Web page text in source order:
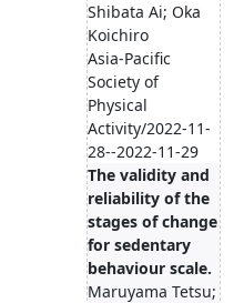
Shibata Ai; Oka
Koichiro
Asia-Pacific
Society of
Physical
Activity/2022-11-
28--2022-11-29
The validity and
reliability of the
stages of change
for sedentary
behaviour scale.
Maruyama Tetsu;